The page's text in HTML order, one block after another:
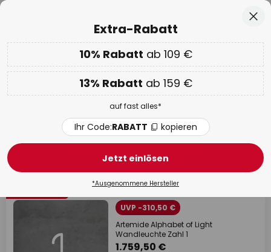
Nur
01D 13H 46M 12S
EXTRA 10% ab 109 € & 13% ab 159 €auf fast alles
Code:RABATT kopieren
WOW Week:Bis zu -70%
OUTLET
1162 Artikel Filter
UVP -310,50 €
Artemide Alphabet of Light
Wandleuchte Zahl 1
1.759,50 €
Extra-Rabatt
10% Rabatt ab 109 €
13% Rabatt ab 159 €
auf fast alles*
Ihr Code:RABATT kopieren
Jetzt einlösen
*Ausgenommene Hersteller